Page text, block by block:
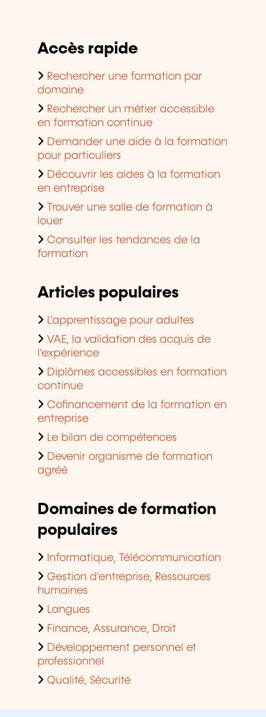
Accès rapide
Rechercher une formation par
domaine
Rechercher un métier accessible
en formation continue
Demander une aide à la formation
pour particuliers
Découvrir les aides à la formation
en entreprise
Trouver une salle de formation à
louer
Consulter les tendances de la
formation
Articles populaires
L'apprentissage pour adultes
VAE, la validation des acquis de
l'expérience
Diplômes accessibles en formation
continue
Cofinancement de la formation en
entreprise
Le bilan de compétences
Devenir organisme de formation
agréé
Domaines de formation
populaires
Informatique, Télécommunication
Gestion d'entreprise, Ressources
humaines
Langues
Finance, Assurance, Droit
Développement personnel et
professionnel
Qualité, Sécurité